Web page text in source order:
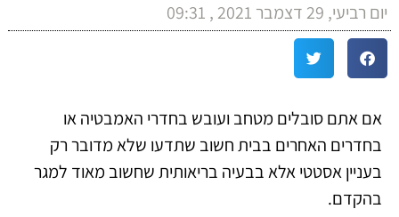
יום רביעי, 29 דצמבר 2021 , 09:31
אם אתם סובלים מטחב ועובש בחדרי האמבטיה או
בחדרים האחרים בבית חשוב שתדעו שלא מדובר רק
בעניין אסטטי אלא בבעיה בריאותית שחשוב מאוד למגר
בהקדם.